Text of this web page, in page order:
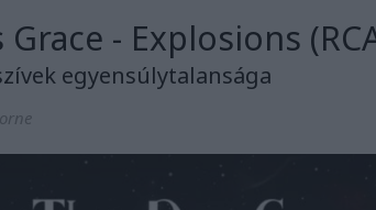
- Explosions
egyensúlytalansága